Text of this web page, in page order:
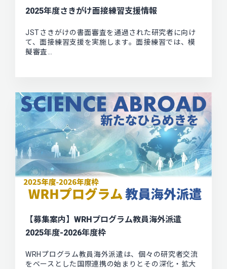
2025年度さきがけ面接練習支援情報
JSTさきがけの書面審査を通過された研究者に向け
て、面接練習支援を実施します。面接練習では、模
擬審査…
【募集案内】WRHプログラム教員海外派遣
2025年度-2026年度枠
WRHプログラム教員海外派遣は、個々の研究者交流
をベースとした国際連携の始まりとその深化・拡大